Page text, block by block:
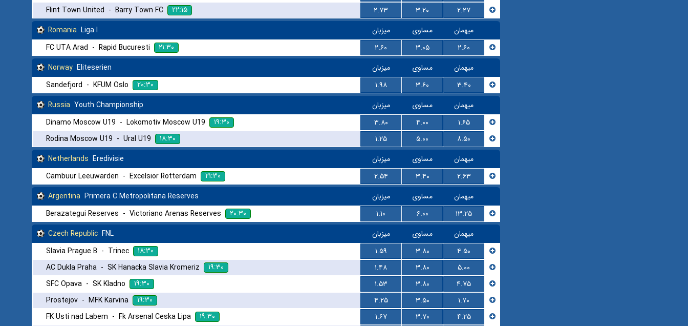
Flint Town United - Barry Town FC ۲۲:۱۵ ۲.۷۳ ۳.۲۰
۲.۲۷
Romania Liga I میزبان مساوی
میهمان
FC UTA Arad - Rapid Bucuresti ۲۱:۳۰ ۲.۶۰ ۳.۰۵
۲.۶۰
Norway Eliteserien میزبان مساوی
میهمان
Sandefjord - KFUM Oslo ۲۰:۳۰ ۱.۹۸ ۳.۶۰
۳.۴۰
Russia Youth Championship میزبان مساوی
میهمان
Dinamo Moscow U19 - Lokomotiv Moscow U19 ۱۹:۳۰ ۳.۸۰ ۴.۰۰
۱.۶۵
Rodina Moscow U19 - Ural U19 ۱۸:۳۰ ۱.۲۵ ۵.۰۰
۸.۵۰
Netherlands Eredivisie میزبان مساوی
میهمان
Cambuur Leeuwarden - Excelsior Rotterdam ۲۱:۳۰ ۲.۵۴ ۳.۴۰
۲.۶۳
Argentina Primera C Metropolitana Reserves میزبان مساوی
میهمان
Berazategui Reserves - Victoriano Arenas Reserves ۲۰:۳۰ ۱.۱۰ ۶.۰۰
۱۳.۲۵
Czech Republic FNL میزبان مساوی
میهمان
Slavia Prague B - Trinec ۱۸:۳۰ ۱.۵۹ ۳.۸۰
۴.۵۰
AC Dukla Praha - SK Hanacka Slavia Kromeriz ۱۹:۳۰ ۱.۴۸ ۳.۸۰
۵.۰۰
SFC Opava - SK Kladno ۱۹:۳۰ ۱.۵۳ ۳.۸۰
۴.۷۵
Prostejov - MFK Karvina ۱۹:۳۰ ۴.۲۵ ۳.۵۰
۱.۷۰
FK Usti nad Labem - Fk Arsenal Ceska Lipa ۱۹:۳۰ ۱.۶۷ ۳.۷۰
۴.۲۵